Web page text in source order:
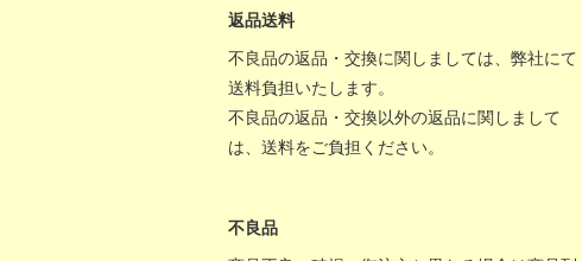
返品送料
不良品の返品・交換に関しましては、弊社にて
送料負担いたします。
不良品の返品・交換以外の返品に関しまして
は、送料をご負担ください。
不良品